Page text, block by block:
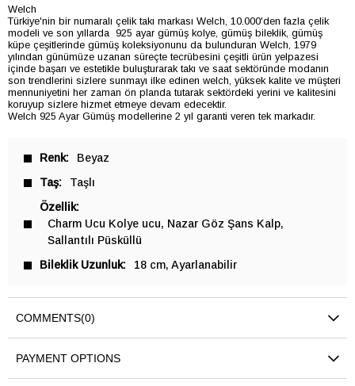
Welch
Türkiye'nin bir numaralı çelik takı markası Welch, 10.000'den fazla çelik
modeli ve son yıllarda 925 ayar gümüş kolye, gümüş bileklik, gümüş
küpe çeşitlerinde gümüş koleksiyonunu da bulunduran Welch, 1979
yılından günümüze uzanan süreçte tecrübesini çeşitli ürün yelpazesi
içinde başarı ve estetikle buluşturarak takı ve saat sektöründe modanın
son trendlerini sizlere sunmayı ilke edinen welch, yüksek kalite ve müşteri
mennuniyetini her zaman ön planda tutarak sektördeki yerini ve kalitesini
koruyup sizlere hizmet etmeye devam edecektir.
Welch 925 Ayar Gümüş modellerine 2 yıl garanti veren tek markadır.
Renk
Beyaz
Taş
Taşlı
Özellik
Charm Ucu Kolye ucu
Nazar Göz Şans Kalp
Sallantılı Püsküllü
Bileklik Uzunluk
18 cm Ayarlanabilir
COMMENTS(0)
PAYMENT OPTIONS